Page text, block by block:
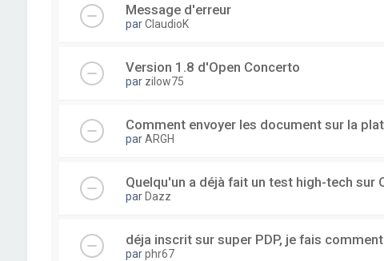
Message d'erreur
parClaudioK
Version 1.8 d'Open Concerto
par zilow75
Comment envoyer les document sur la
parARGH
Quelqu'un a déjà fait un test high-tech sur
par Dazz
déja inscrit sur super PDP, je fais
parphr67